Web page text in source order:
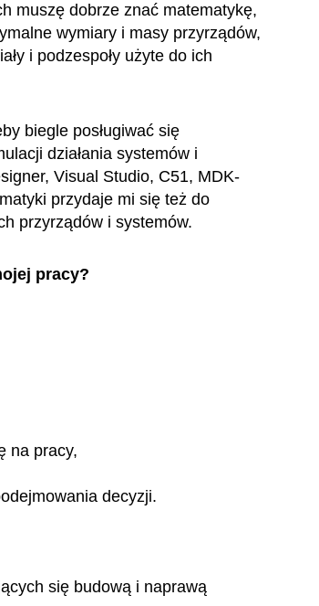
muszę dobrze znać matematykę,
wymiary i masy przyrządów,
i podzespoły użyte do ich
biegle posługiwać się
działania systemów i
Visual Studio, C51, MDK-
przydaje mi się też do
przyrządów i systemów.
pracy?
na pracy,
decyzji.
się budową i naprawą